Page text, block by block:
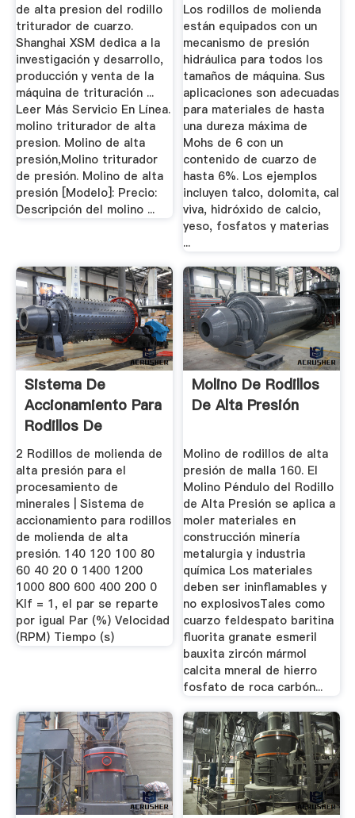
de alta presion del rodillo
triturador de cuarzo.
Shanghai XSM dedica a la
investigación y desarrollo,
producción y venta de la
máquina de trituración ...
Leer Más Servicio En Línea.
molino triturador de alta
presion. Molino de alta
presión,Molino triturador
de presión. Molino de alta
presión [Modelo]: Precio:
Descripción del molino ...
Los rodillos de molienda
están equipados con un
mecanismo de presión
hidráulica para todos los
tamaños de máquina. Sus
aplicaciones son adecuadas
para materiales de hasta
una dureza máxima de
Mohs de 6 con un
contenido de cuarzo de
hasta 6%. Los ejemplos
incluyen talco, dolomita, cal
viva, hidróxido de calcio,
yeso, fosfatos y materias
...
Sistema De
Accionamiento Para
Rodillos De
Molienda De Alta ...
2 Rodillos de molienda de
alta presión para el
procesamiento de
minerales | Sistema de
accionamiento para rodillos
de molienda de alta
presión. 140 120 100 80
60 40 20 0 1400 1200
1000 800 600 400 200 0
Klf = 1, el par se reparte
por igual Par (%) Velocidad
(RPM) Tiempo (s)
Molino De Rodillos
De Alta Presión
Molino de rodillos de alta
presión de malla 160. El
Molino Péndulo del Rodillo
de Alta Presión se aplica a
moler materiales en
construcción minería
metalurgia y industria
química Los materiales
deben ser ininflamables y
no explosivosTales como
cuarzo feldespato baritina
fluorita granate esmeril
bauxita zircón mármol
calcita mneral de hierro
fosfato de roca carbón...